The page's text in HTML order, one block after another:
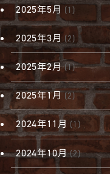
2025年5月 (1)
2025年3月 (2)
2025年2月(1)
2025年1月(2)
2024年11月 (1)
2024年10月(2)